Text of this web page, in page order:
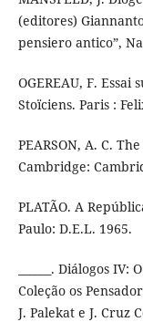
(editores)
pensiero antico”,
OGEREAU, F.
Stoïciens. Paris :
PEARSON, A. C.
Cambridge:
PLATÃO. A
Paulo: D.E.L. 1965.
______. Diálogos
Coleção os
J. Palekat e J. Cruz